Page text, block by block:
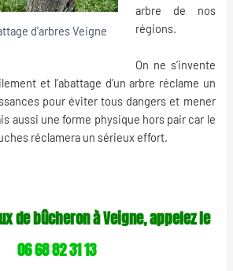
d’arbres Veigne
arbre de nos
régions.
On ne s’invente
et l’abattage d’un arbre réclame un
pour éviter tous dangers et mener
aussi une forme physique hors pair car le
réclamera un sérieux effort.
de bûcheron à Veigne, appelez le
06 68 82 31 13